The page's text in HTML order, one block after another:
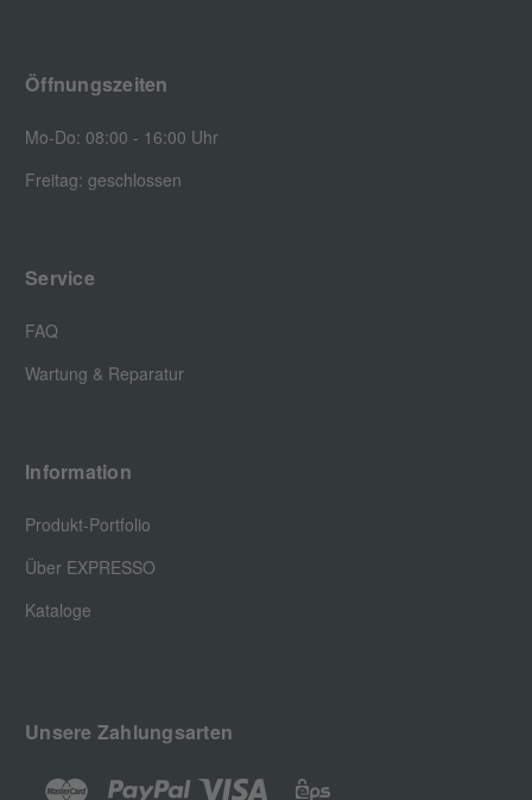
Öffnungszeiten
Mo-Do: 08:00 - 16:00 Uhr
Freitag: geschlossen
Service
FAQ
Wartung & Reparatur
Information
Produkt-Portfolio
Über EXPRESSO
Kataloge
Unsere Zahlungsarten